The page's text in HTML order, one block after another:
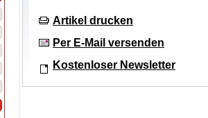
Artikel drucken
Per E-Mail versenden
Kostenloser Newsletter